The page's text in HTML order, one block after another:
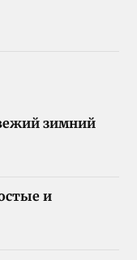
зимний
и